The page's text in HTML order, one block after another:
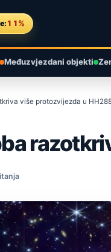
11%
Međuzvjezdani objekti
više protozvijezda u